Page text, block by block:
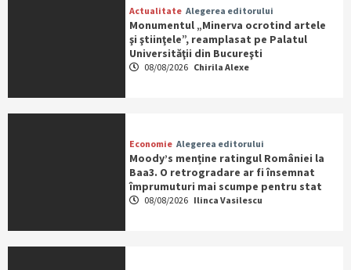
Actualitate Alegerea editorului
Monumentul „Minerva ocrotind artele
şi ştiinţele”, reamplasat pe Palatul
Universităţii din Bucureşti
08/08/2026 Chirila Alexe
Economie Alegerea editorului
Moody’s menține ratingul României la
Baa3. O retrogradare ar fi însemnat
împrumuturi mai scumpe pentru stat
08/08/2026 Ilinca Vasilescu